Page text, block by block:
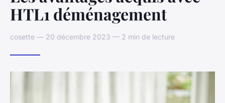
HTL1 déménagement
cosette — 20 décembre 2023 — 2 min de lecture